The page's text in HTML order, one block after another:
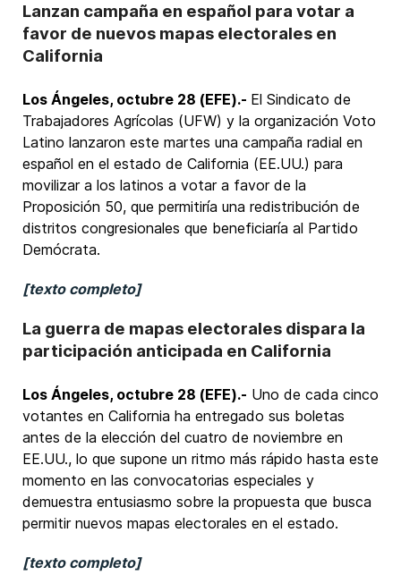
Lanzan campaña en español para votar a
favor de nuevos mapas electorales en
California
Los Ángeles, octubre 28 (EFE).- El Sindicato de
Trabajadores Agrícolas (UFW) y la organización Voto
Latino lanzaron este martes una campaña radial en
español en el estado de California (EE.UU.) para
movilizar a los latinos a votar a favor de la
Proposición 50, que permitiría una redistribución de
distritos congresionales que beneficiaría al Partido
Demócrata.
[texto completo]
La guerra de mapas electorales dispara la
participación anticipada en California
Los Ángeles, octubre 28 (EFE).- Uno de cada cinco
votantes en California ha entregado sus boletas
antes de la elección del cuatro de noviembre en
EE.UU., lo que supone un ritmo más rápido hasta este
momento en las convocatorias especiales y
demuestra entusiasmo sobre la propuesta que busca
permitir nuevos mapas electorales en el estado.
[texto completo]